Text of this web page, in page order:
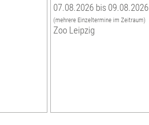
07.08.2026 bis 09.08.2026
(mehrere Einzeltermine im Zeitraum)
Zoo Leipzig